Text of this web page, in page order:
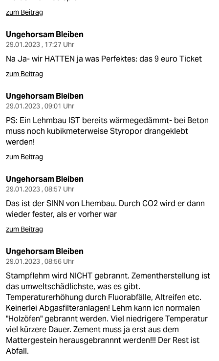
zum Beitrag
Ungehorsam Bleiben
29.01.2023 , 17:27 Uhr
Na Ja- wir HATTEN ja was Perfektes: das 9 euro Ticket
zum Beitrag
Ungehorsam Bleiben
29.01.2023 , 09:01 Uhr
PS: Ein Lehmbau IST bereits wärmegedämmt- bei Beton
muss noch kubikmeterweise Styropor drangeklebt
werden!
zum Beitrag
Ungehorsam Bleiben
29.01.2023 , 08:57 Uhr
Das ist der SINN von Lhembau. Durch CO2 wird er dann
wieder fester, als er vorher war
zum Beitrag
Ungehorsam Bleiben
29.01.2023 , 08:56 Uhr
Stampflehm wird NICHT gebrannt. Zementherstellung ist
das umweltschädlichste, was es gibt.
Temperaturerhöhung durch Fluorabfälle, Altreifen etc.
Keinerlei Abgasfilteranlagen! Lehm kann icn normalen
"Holzöfen" gebrannt werden. Viel niedrigere Temperatur
viel kürzere Dauer. Zement muss ja erst aus dem
Mattergestein herausgebrannnt werden!!! Der Rest ist
Abfall.